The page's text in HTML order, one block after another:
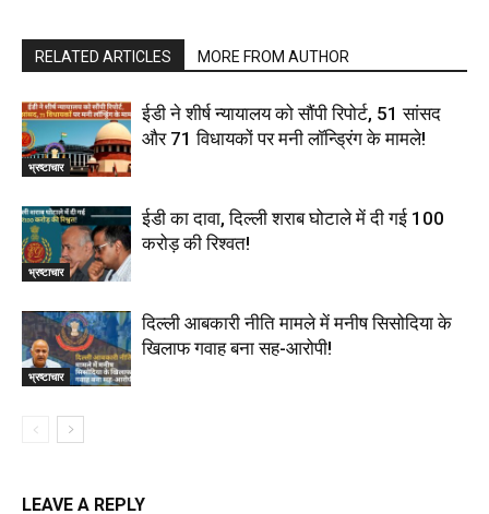
RELATED ARTICLES MORE FROM AUTHOR
भ्रष्टाचार
ईडी ने शीर्ष न्यायालय को सौंपी रिपोर्ट, 51 सांसद
और 71 विधायकों पर मनी लॉन्ड्रिंग के मामले!
भ्रष्टाचार
ईडी का दावा, दिल्ली शराब घोटाले में दी गई ₹100
करोड़ की रिश्वत!
भ्रष्टाचार
दिल्‍ली आबकारी नीति मामले में मनीष सिसोदिया के
खिलाफ गवाह बना सह-आरोपी!
LEAVE A REPLY